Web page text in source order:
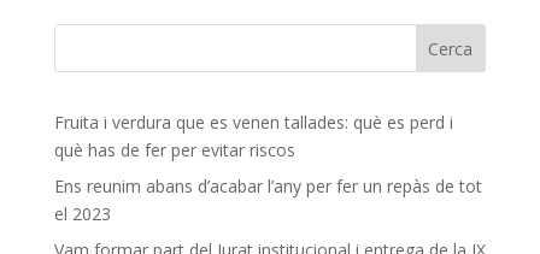
Fruita i verdura que es venen tallades: què es perd i
què has de fer per evitar riscos
Ens reunim abans d’acabar l’any per fer un repàs de tot
el 2023